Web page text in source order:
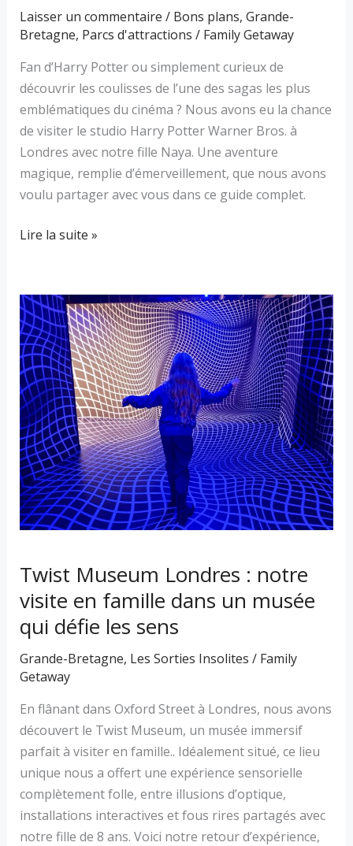
Laisser un commentaire / Bons plans, Grande-
Bretagne, Parcs d'attractions / Family Getaway
Fan d’Harry Potter ou simplement curieux de
découvrir les coulisses de l’une des sagas les plus
emblématiques du cinéma ? Nous avons eu la chance
de visiter le studio Harry Potter Warner Bros. à
Londres avec notre fille Naya. Une aventure
magique, remplie d’émerveillement, que nous avons
voulu partager avec vous dans ce guide complet.
Lire la suite »
Twist Museum Londres : notre
visite en famille dans un musée
qui défie les sens
Grande-Bretagne, Les Sorties Insolites / Family
Getaway
En flânant dans Oxford Street à Londres, nous avons
découvert le Twist Museum, un musée immersif
parfait à visiter en famille.. Idéalement situé, ce lieu
unique nous a offert une expérience sensorielle
complètement folle, entre illusions d’optique,
installations interactives et fous rires partagés avec
notre fille de 8 ans. Voici notre retour d’expérience,
Twist
Museum
Londres
:
notre
visite
en
famille
dans
un
musée
les
sens